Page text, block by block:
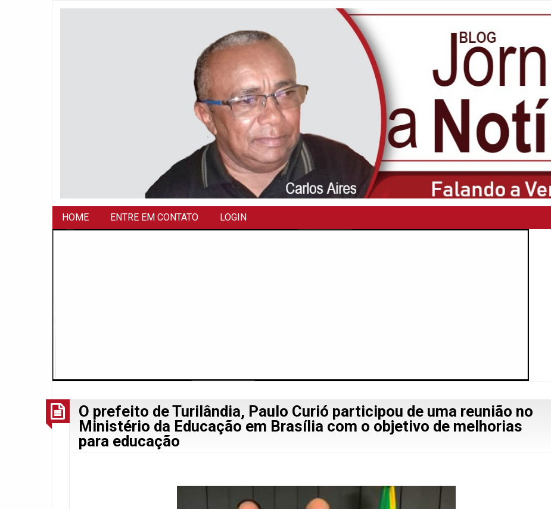
HOME ENTRE EM CONTATO LOGIN
O prefeito de Turilândia, Paulo Curió participou de uma reunião no
Ministério da Educação em Brasília com o objetivo de melhorias
para educação